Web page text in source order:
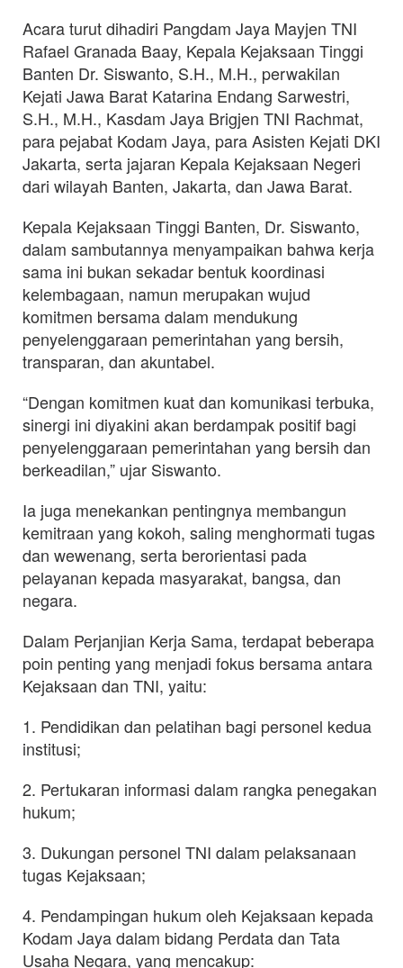
Acara turut dihadiri Pangdam Jaya Mayjen TNI
Rafael Granada Baay, Kepala Kejaksaan Tinggi
Banten Dr. Siswanto, S.H., M.H., perwakilan
Kejati Jawa Barat Katarina Endang Sarwestri,
S.H., M.H., Kasdam Jaya Brigjen TNI Rachmat,
para pejabat Kodam Jaya, para Asisten Kejati DKI
Jakarta, serta jajaran Kepala Kejaksaan Negeri
dari wilayah Banten, Jakarta, dan Jawa Barat.
Kepala Kejaksaan Tinggi Banten, Dr. Siswanto,
dalam sambutannya menyampaikan bahwa kerja
sama ini bukan sekadar bentuk koordinasi
kelembagaan, namun merupakan wujud
komitmen bersama dalam mendukung
penyelenggaraan pemerintahan yang bersih,
transparan, dan akuntabel.
“Dengan komitmen kuat dan komunikasi terbuka,
sinergi ini diyakini akan berdampak positif bagi
penyelenggaraan pemerintahan yang bersih dan
berkeadilan,” ujar Siswanto.
Ia juga menekankan pentingnya membangun
kemitraan yang kokoh, saling menghormati tugas
dan wewenang, serta berorientasi pada
pelayanan kepada masyarakat, bangsa, dan
negara.
Dalam Perjanjian Kerja Sama, terdapat beberapa
poin penting yang menjadi fokus bersama antara
Kejaksaan dan TNI, yaitu:
1. Pendidikan dan pelatihan bagi personel kedua
institusi;
2. Pertukaran informasi dalam rangka penegakan
hukum;
3. Dukungan personel TNI dalam pelaksanaan
tugas Kejaksaan;
4. Pendampingan hukum oleh Kejaksaan kepada
Kodam Jaya dalam bidang Perdata dan Tata
Usaha Negara, yang mencakup: